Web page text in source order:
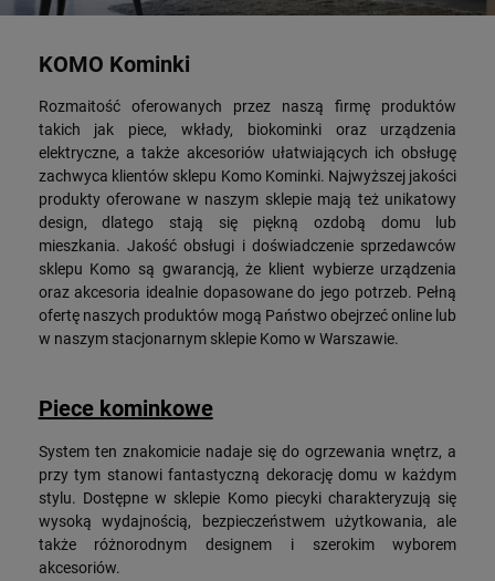
KOMO Kominki
Rozmaitość oferowanych przez naszą firmę produktów
takich jak piece, wkłady, biokominki oraz urządzenia
elektryczne, a także akcesoriów ułatwiających ich obsługę
zachwyca klientów sklepu Komo Kominki. Najwyższej jakości
produkty oferowane w naszym sklepie mają też unikatowy
design, dlatego stają się piękną ozdobą domu lub
mieszkania. Jakość obsługi i doświadczenie sprzedawców
sklepu Komo są gwarancją, że klient wybierze urządzenia
oraz akcesoria idealnie dopasowane do jego potrzeb. Pełną
ofertę naszych produktów mogą Państwo obejrzeć online lub
w naszym stacjonarnym sklepie Komo w Warszawie.
Piece kominkowe
System ten znakomicie nadaje się do ogrzewania wnętrz, a
przy tym stanowi fantastyczną dekorację domu w każdym
stylu. Dostępne w sklepie Komo piecyki charakteryzują się
wysoką wydajnością, bezpieczeństwem użytkowania, ale
także różnorodnym designem i szerokim wyborem
akcesoriów.